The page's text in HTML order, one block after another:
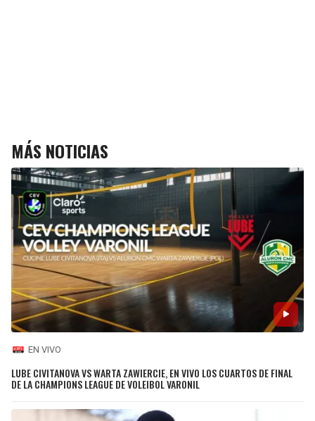
MÁS NOTICIAS
EN VIVO
LUBE CIVITANOVA VS WARTA ZAWIERCIE, EN VIVO LOS CUARTOS DE FINAL
DE LA CHAMPIONS LEAGUE DE VOLEIBOL VARONIL